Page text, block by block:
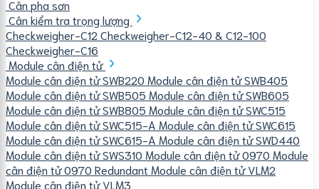
Cân pha sơn
Cân kiểm tra trọng lượng
Checkweigher-C12 Checkweigher-C12-40 & C12-100
Checkweigher-C16
Module cân điện tử
Module cân điện tử SWB220 Module cân điện tử SWB405
Module cân điện tử SWB505 Module cân điện tử SWB605
Module cân điện tử SWB805 Module cân điện tử SWC515
Module cân điện tử SWC515-A Module cân điện tử SWC615
Module cân điện tử SWC615-A Module cân điện tử SWD440
Module cân điện tử SWS310 Module cân điện tử 0970 Module
cân điện tử 0970 Redundant Module cân điện tử VLM2
Module cân điện tử VLM3